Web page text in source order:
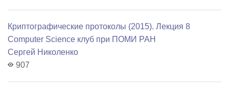
Криптографические протоколы (2015). Лекция 8
Computer Science клуб при ПОМИ РАН
Сергей Николенко
907